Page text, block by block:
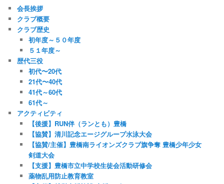
会長挨拶
クラブ概要
クラブ歴史
初年度～５０年度
５１年度～
歴代三役
初代〜20代
21代〜40代
41代～60代
61代～
アクティビティ
【後援】RUN伴（ランとも）豊橋
【協賛】清川記念エージグループ水泳大会
【協賛/主催】豊橋南ライオンズクラブ旗争奪 豊橋少年少女
剣道大会
【支援】豊橋市立中学校生徒会活動研修会
薬物乱用防止教育教室